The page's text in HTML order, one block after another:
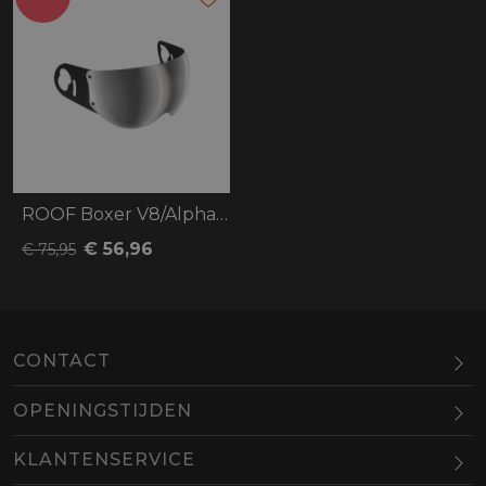
ROOF Boxer V8/Alpha Visor
€ 75,95 € 56,96
CONTACT
OPENINGSTIJDEN
Maandag
KLANTENSERVICE